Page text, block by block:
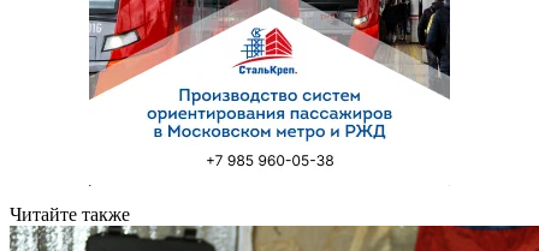
Читайте также